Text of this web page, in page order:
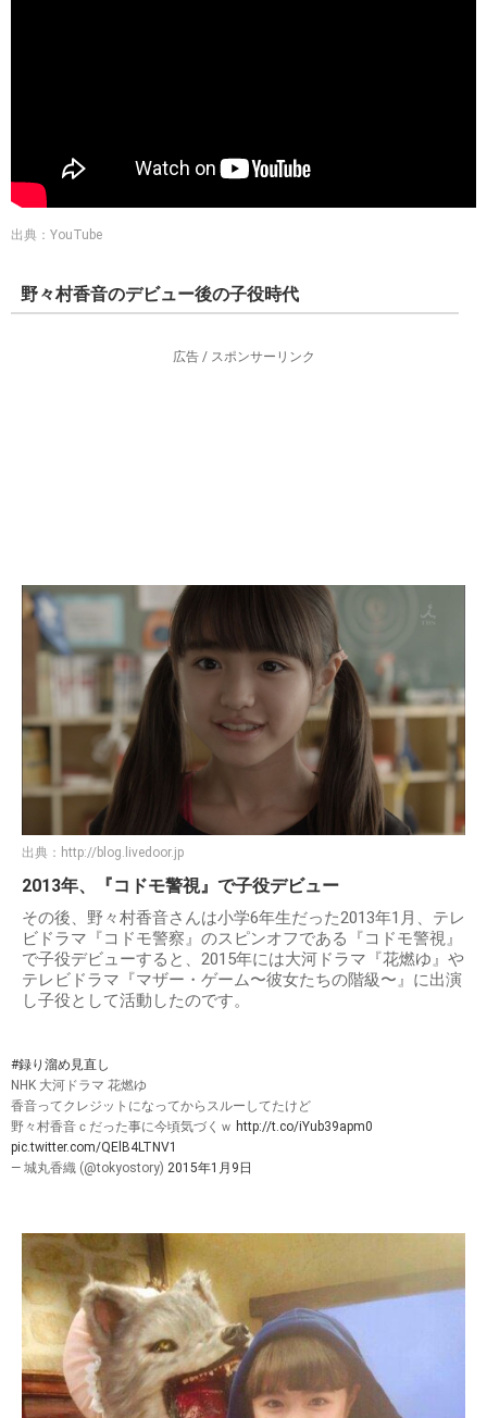
出典：YouTube
野々村香音のデビュー後の子役時代
広告 / スポンサーリンク
出典： http://blog.livedoor.jp
2013年、『コドモ警視』で子役デビュー
その後、野々村香音さんは小学6年生だった2013年1月、テレ
ビドラマ『コドモ警察』のスピンオフである『コドモ警視』
で子役デビューすると、2015年には大河ドラマ『花燃ゆ』や
テレビドラマ『マザー・ゲーム〜彼女たちの階級〜』に出演
し子役として活動したのです。
#録り溜め見直し
NHK 大河ドラマ 花燃ゆ
香音ってクレジットになってからスルーしてたけど
野々村香音ｃだった事に今頃気づくｗ http://t.co/iYub39apm0
pic.twitter.com/QElB4LTNV1
— 城丸香織 (@tokyostory) 2015年1月9日